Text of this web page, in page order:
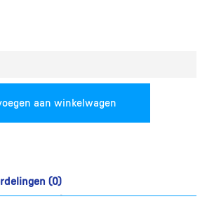
aan winkelwagen
(0)